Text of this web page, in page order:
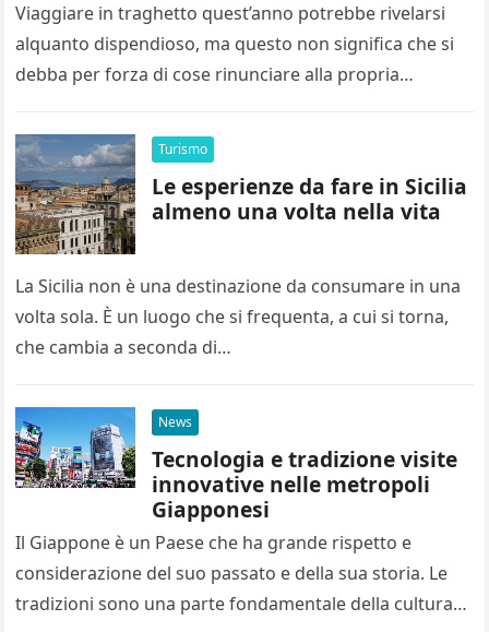
Viaggiare in traghetto quest’anno potrebbe rivelarsi
alquanto dispendioso, ma questo non significa che si
debba per forza di cose rinunciare alla propria
Turismo
Le esperienze da fare in Sicilia
almeno una volta nella vita
La Sicilia non è una destinazione da consumare in una
volta sola. È un luogo che si frequenta, a cui si torna,
che cambia a seconda di…
News
Tecnologia e tradizione visite
innovative nelle metropoli
Giapponesi
Il Giappone è un Paese che ha grande rispetto e
considerazione del suo passato e della sua storia. Le
tradizioni sono una parte fondamentale della cultura